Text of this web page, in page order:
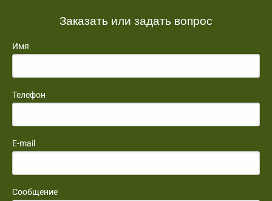
Заказать или задать вопрос
Имя
Телефон
E-mail
Сообщение